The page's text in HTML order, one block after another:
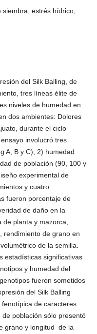
estrés hídrico,
del Silk Balling, de
tres líneas élite de
niveles de humedad en
dos ambientes: Dolores
durante el ciclo
involucró tres
A, B y C); 2) humedad
de población (90, 100 y
experimental de
y cuatro
fueron porcentaje de
de daño en la
planta y mazorca,
rendimiento de grano en
de la semilla.
estadísticas significativas
y humedad del
fueron sometidos
del Silk Balling
de caracteres
población sólo presentó
grano y longitud de la